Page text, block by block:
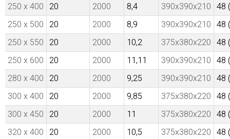
250 x 400 20 2000 8,4 390x390x210 48
250 x 500 20 2000 8,9 390x390x210 48
250 x 550 20 2000 10,2 375x380x220 48
250 x 600 20 2000 11,11 390x390x210 48
280 x 400 20 2000 9,25 390x390x210 48
300 x 400 20 2000 9,85 375x380x220 48
300 x 450 20 2000 11 375x380x220 48
320 x 400 20 2000 10,5 375x380x220 48